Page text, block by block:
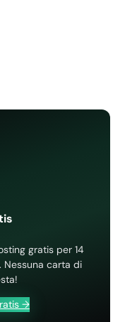
gratis per 14
Nessuna carta di
→